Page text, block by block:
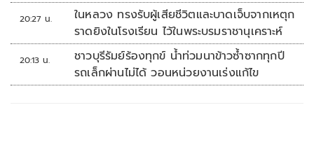
20:27 น.
ในหลวง ทรงรับผู้เสียชีวิตและบาดเจ็บจากเหตุก
ราดยิงในโรงเรียน ไว้ในพระบรมราชานุเคราะห์
20:13 น.
ชาวบุรีรัมย์ร้องทุกข์ น้ำท่วมนาข้าวซ้ำซากทุกปี
รถเล็กผ่านไม่ได้ วอนหน่วยงานเร่งแก้ไข